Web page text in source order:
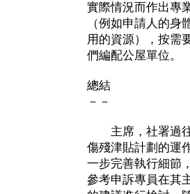
實際情況而作出專
（例如申請人的
用的資源），按需
們編配公屋單位。
總結
－－
主席，社署過往
傷殘津貼計劃的運
一步完善執行細節
參考申訴專員在其